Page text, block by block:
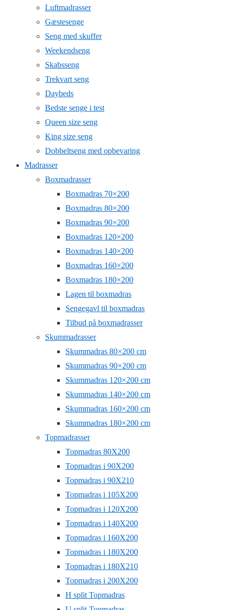
Luftmadrasser
Gæstesenge
Seng med skuffer
Weekendseng
Skabsseng
Trekvart seng
Daybeds
Bedste senge i test
Queen size seng
King size seng
Dobbeltseng med opbevaring
Madrasser
Boxmadrasser
Boxmadras 70×200
Boxmadras 80×200
Boxmadras 90×200
Boxmadras 120×200
Boxmadras 140×200
Boxmadras 160×200
Boxmadras 180×200
Lagen til boxmadras
Sengegavl til boxmadras
Tilbud på boxmadrasser
Skummadrasser
Skummadras 80×200 cm
Skummadras 90×200 cm
Skummadras 120×200 cm
Skummadras 140×200 cm
Skummadras 160×200 cm
Skummadras 180×200 cm
Topmadrasser
Topmadras 80X200
Topmadras i 90X200
Topmadras i 90X210
Topmadras i 105X200
Topmadras i 120X200
Topmadras i 140X200
Topmadras i 160X200
Topmadras i 180X200
Topmadras i 180X210
Topmadras i 200X200
H split Topmadras